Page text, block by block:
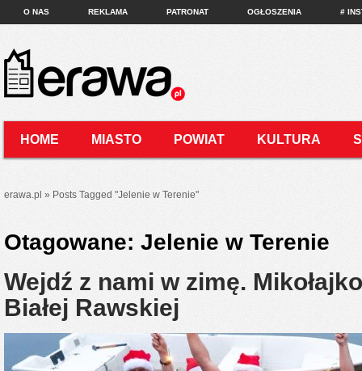
O NAS REKLAMA PATRONAT OGŁOSZENIA #
HOME MIASTO POWIAT KULTURA
erawa.pl » Posts Tagged "Jelenie w Terenie"
Otagowane: Jelenie w Terenie
Wejdź z nami w zimę.
Białej Rawskiej